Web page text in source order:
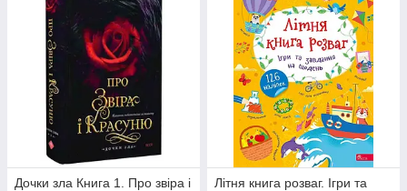
Дочки зла Книга 1. Про звіра і
Літня книга розваг. Ігри та